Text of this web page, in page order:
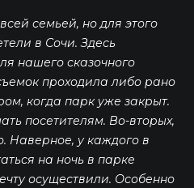
семьей, но для этого
в Сочи. Здесь
нашего сказочного
проходила либо рано
когда парк уже закрыт.
посетителям. Во-вторых,
Наверное, у каждого в
на ночь в парке
осуществили. Особенно